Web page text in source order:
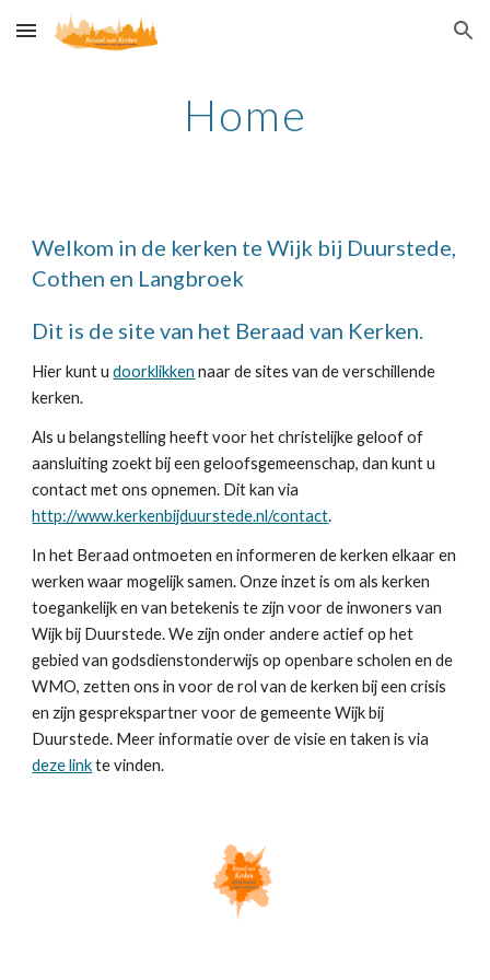
Skip to main content Skip to navigation
Home
Welkom in de kerken te Wijk bij Duurstede,
Cothen en Langbroek
Dit is de site van het Beraad van Kerken.
Hier kunt udoorklikken naar de sites van de verschillende
kerken.
Als u belangstelling heeft voor het christelijke geloof of
aansluiting zoekt bij een geloofsgemeenschap, dan kunt u
contact met ons opnemen. Dit kan via
http://www.kerkenbijduurstede.nl/contact.
In het Beraad ontmoeten en informeren de kerken elkaar en
werken waar mogelijk samen. Onze inzet is om als kerken
toegankelijk en van betekenis te zijn voor de inwoners van
Wijk bij Duurstede. We zijn onder andere actief op het
gebied van godsdienstonderwijs op openbare scholen en de
WMO, zetten ons in voor de rol van de kerken bij een crisis
en zijn gesprekspartner voor de gemeente Wijk bij
Duurstede. Meer informatie over de visie en taken is via
deze linkte vinden.